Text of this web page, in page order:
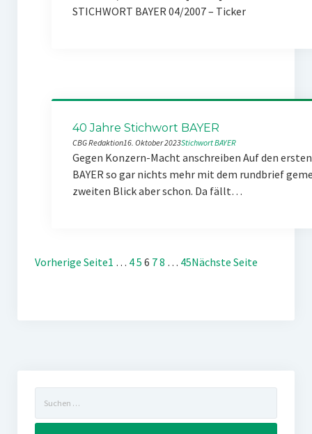
STICHWORT BAYER 04/2007 – Ticker
40 Jahre Stichwort BAYER
CBG Redaktion16. Oktober 2023Stichwort BAYER
Gegen Konzern-Macht anschreiben Auf den
BAYER so gar nichts mehr mit dem rundbrief
zweiten Blick aber schon. Da fällt…
Vorherige Seite1 … 45 6 78 … 45Nächste Seite
nach: